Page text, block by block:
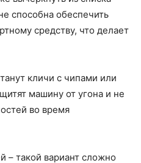
способна обеспечить
средству, что делает
кличи с чипами или
машину от угона и не
во время
– такой вариант сложно